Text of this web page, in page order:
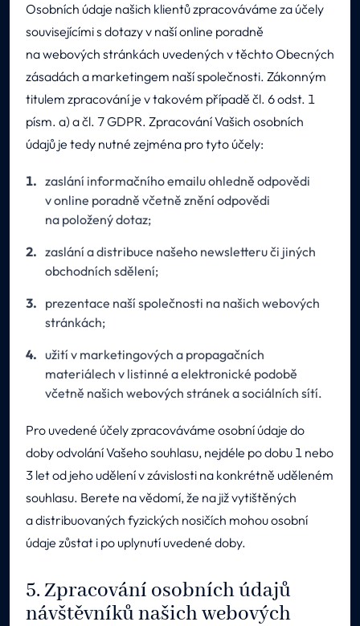
Osobních údaje našich klientů zpracováváme za účely
souvisejícími s dotazy v naší online poradně
na webových stránkách uvedených v těchto Obecných
zásadách a marketingem naší společnosti. Zákonným
titulem zpracování je v takovém případě čl. 6 odst. 1
písm. a) a čl. 7 GDPR. Zpracování Vašich osobních
údajů je tedy nutné zejména pro tyto účely:
zaslání informačního emailu ohledně odpovědi
v online poradně včetně znění odpovědi
na položený dotaz;
zaslání a distribuce našeho newsletteru či jiných
obchodních sdělení;
prezentace naší společnosti na našich webových
stránkách;
užití v marketingových a propagačních
materiálech v listinné a elektronické podobě
včetně našich webových stránek a sociálních sítí.
Pro uvedené účely zpracováváme osobní údaje do
doby odvolání Vašeho souhlasu, nejdéle po dobu 1 nebo
3 let od jeho udělení v závislosti na konkrétně uděleném
souhlasu. Berete na vědomí, že na již vytištěných
a distribuovaných fyzických nosičích mohou osobní
údaje zůstat i po uplynutí uvedené doby.
5. Zpracování osobních údajů
návštěvníků našich webových